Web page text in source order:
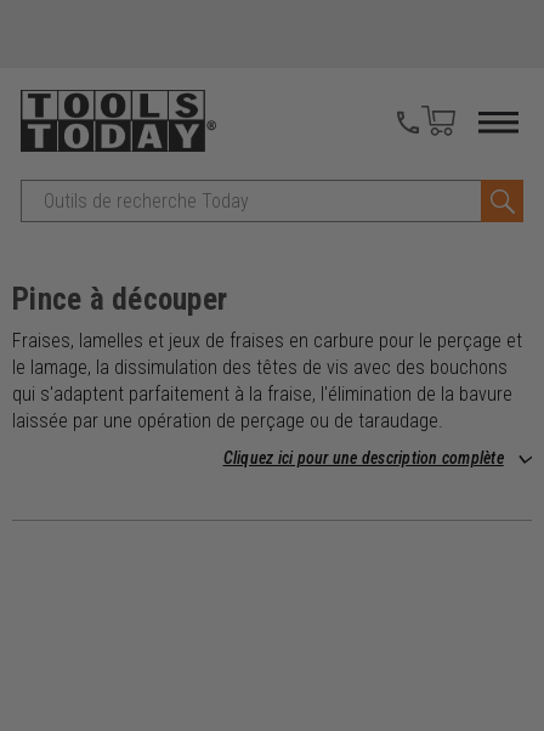
Recherche
Pince à découper
Fraises, lamelles et jeux de fraises en carbure pour le perçage et
le lamage, la dissimulation des têtes de vis avec des bouchons
qui s'adaptent parfaitement à la fraise, l'élimination de la bavure
laissée par une opération de perçage ou de taraudage.
Cliquez ici pour une description complète